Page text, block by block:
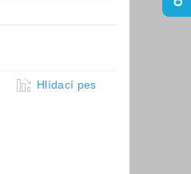
Hlídací pes